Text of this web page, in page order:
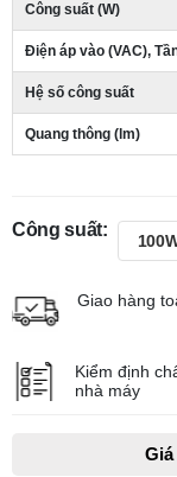
Công suất (W)
Điện áp vào (VAC),
Hệ số công suất
Quang thông (lm)
Công suất:
Giao hàng
Kiểm định
nhà máy
Giá